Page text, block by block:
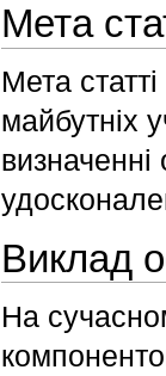
Мета
Мета
майбутніх
Виклад
На